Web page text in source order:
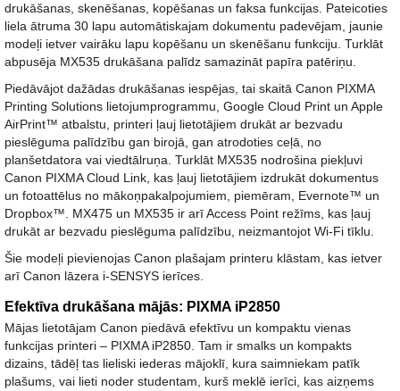
drukāšanas, skenēšanas, kopēšanas un faksa funkcijas. Pateicoties
liela ātruma 30 lapu automātiskajam dokumentu padevējam, jaunie
modeļi ietver vairāku lapu kopēšanu un skenēšanu funkciju. Turklāt
abpusēja MX535 drukāšana palīdz samazināt papīra patēriņu.
Piedāvājot dažādas drukāšanas iespējas, tai skaitā Canon PIXMA
Printing Solutions lietojumprogrammu, Google Cloud Print un Apple
AirPrint™ atbalstu, printeri ļauj lietotājiem drukāt ar bezvadu
pieslēguma palīdzību gan birojā, gan atrodoties ceļā, no
planšetdatora vai viedtālruņa. Turklāt MX535 nodrošina piekļuvi
Canon PIXMA Cloud Link, kas ļauj lietotājiem izdrukāt dokumentus
un fotoattēlus no mākoņpakalpojumiem, piemēram, Evernote™ un
Dropbox™. MX475 un MX535 ir arī Access Point režīms, kas ļauj
drukāt ar bezvadu pieslēguma palīdzību, neizmantojot Wi-Fi tīklu.
Šie modeļi pievienojas Canon plašajam printeru klāstam, kas ietver
arī Canon lāzera i-SENSYS ierīces.
Efektīva drukāšana mājās: PIXMA iP2850
Mājas lietotājam Canon piedāvā efektīvu un kompaktu vienas
funkcijas printeri – PIXMA iP2850. Tam ir smalks un kompakts
dizains, tādēļ tas lieliski iederas mājoklī, kura saimniekam patīk
plašums, vai lieti noder studentam, kurš meklē ierīci, kas aizņems